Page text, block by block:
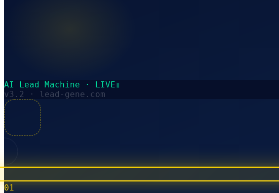
AI Lead Machine · LIVE▮
v3.2 · lead-gene.com
01